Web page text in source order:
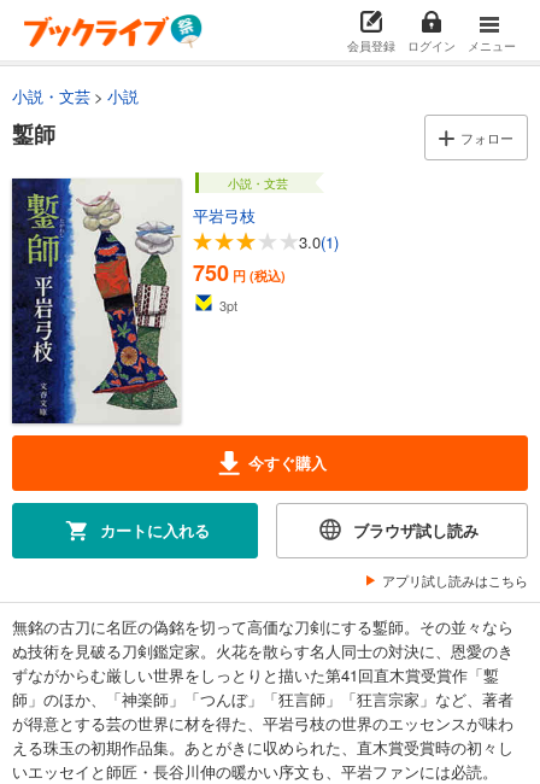
会員登録 ログイン メニュー
小説・文芸 小説
鏨師 フォロー
小説・文芸
平岩弓枝
3.0(1)
750 円 (税込)
3pt
今すぐ購入
カートに入れる ブラウザ試し読み
アプリ試し読みはこちら
無銘の古刀に名匠の偽銘を切って高価な刀剣にする鏨師。その並々なら
ぬ技術を見破る刀剣鑑定家。火花を散らす名人同士の対決に、恩愛のき
ずながからむ厳しい世界をしっとりと描いた第41回直木賞受賞作「鏨
師」のほか、「神楽師」「つんぼ」「狂言師」「狂言宗家」など、著者
が得意とする芸の世界に材を得た、平岩弓枝の世界のエッセンスが味わ
える珠玉の初期作品集。あとがきに収められた、直木賞受賞時の初々し
いエッセイと師匠・長谷川伸の暖かい序文も、平岩ファンには必読。